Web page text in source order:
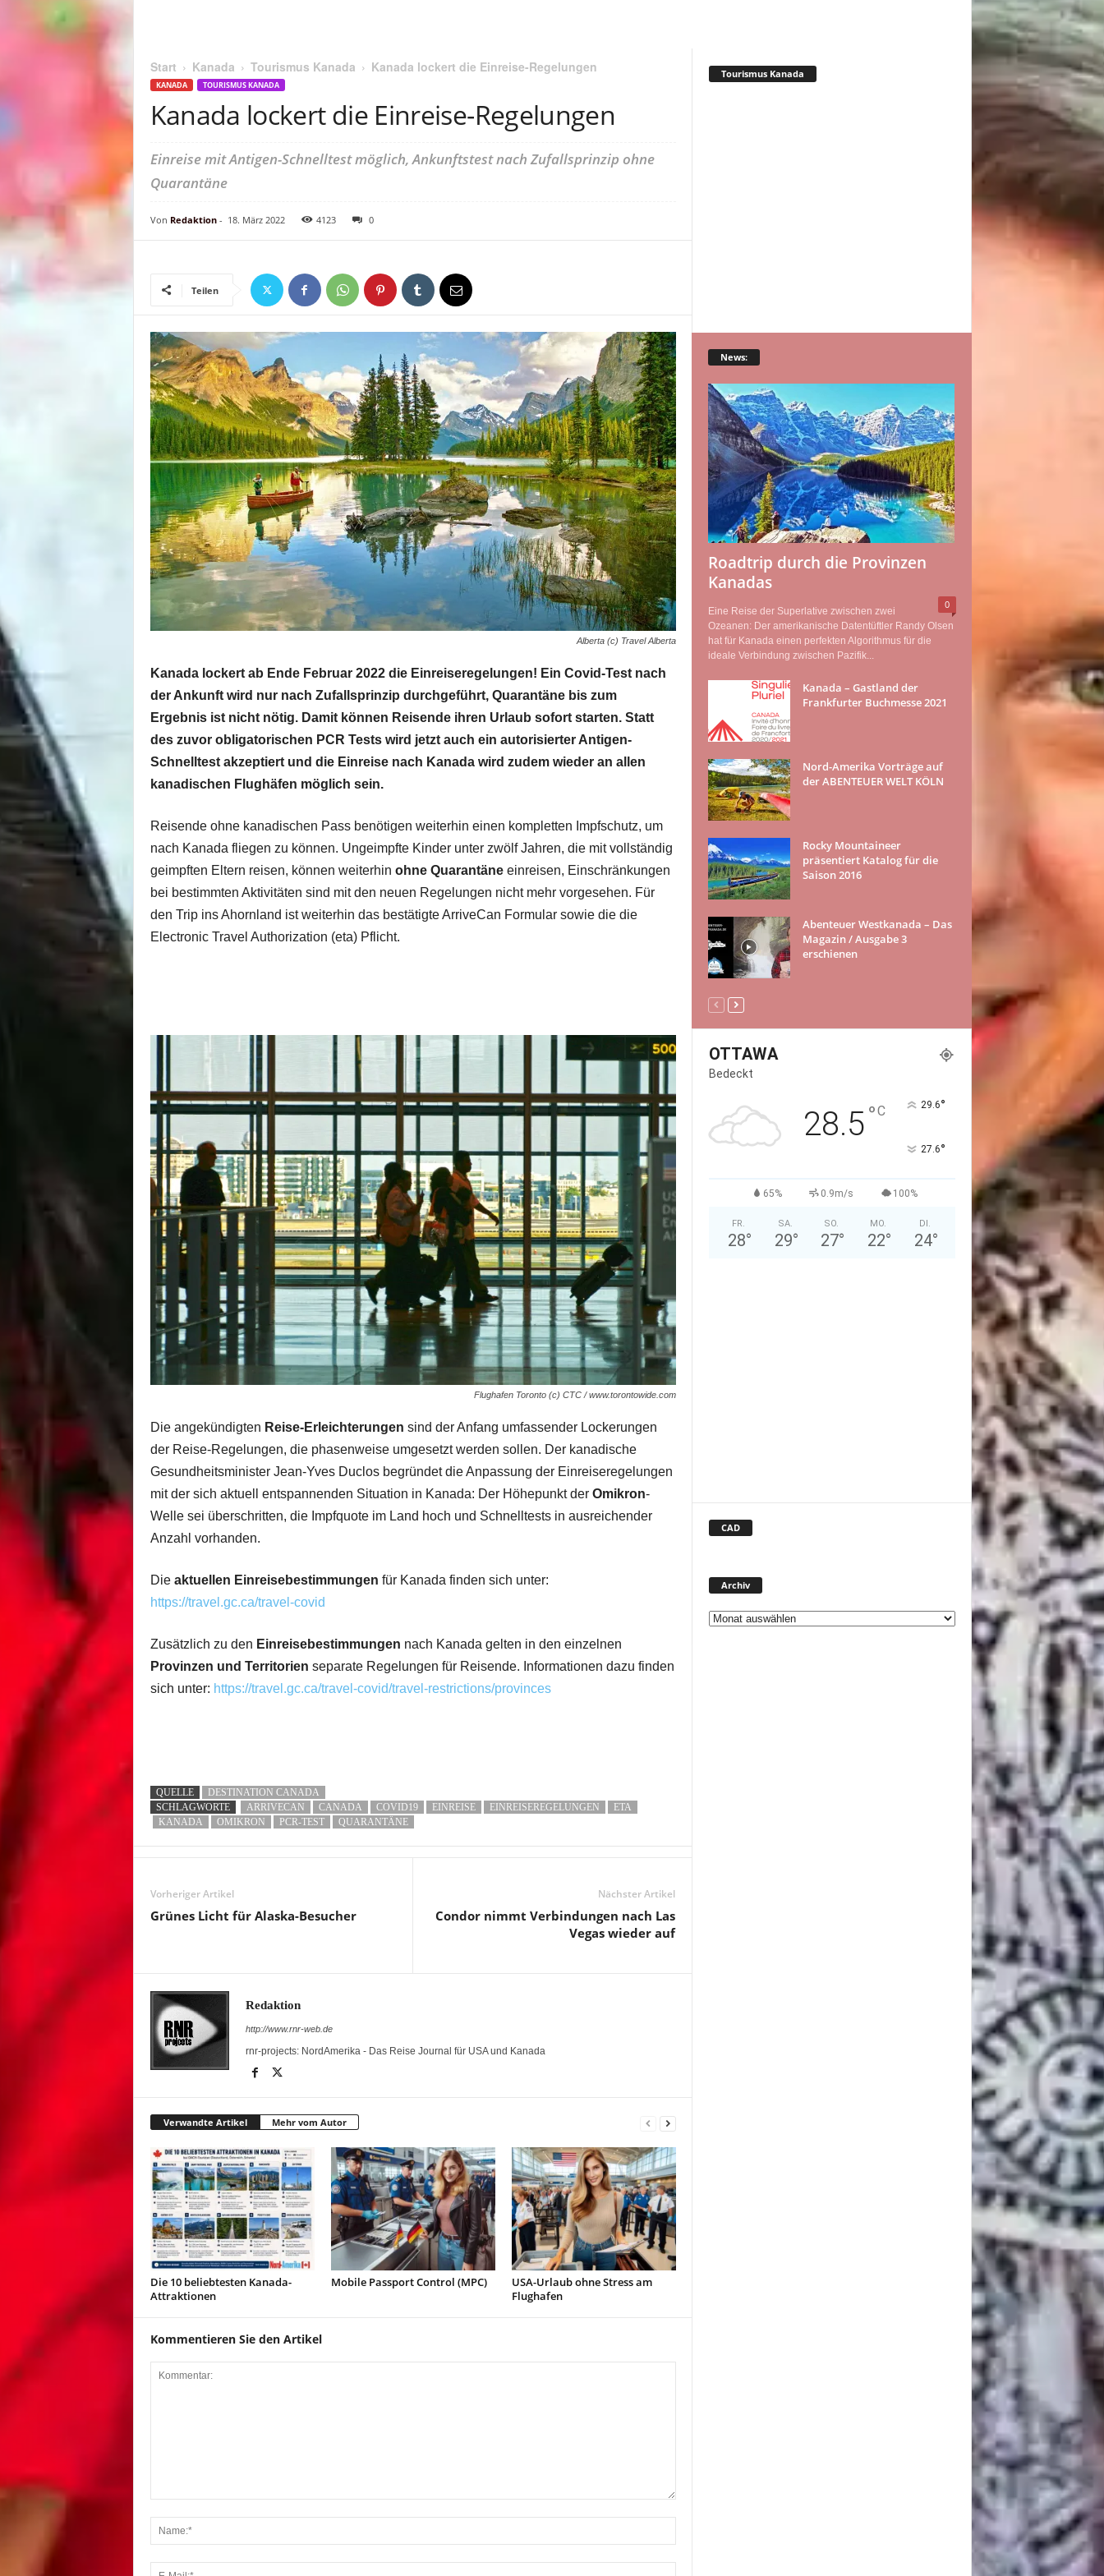
Start Kanada Tourismus Kanada Kanada lockert die Einreise-Regelungen
KANADA TOURISMUS KANADA
Kanada lockert die Einreise-Regelungen
Einreise mit Antigen-Schnelltest möglich, Ankunftstest nach Zufallsprinzip ohne
Quarantäne
Von Redaktion- 18. März 2022 4123 0
Teilen
Alberta (c) Travel Alberta
Kanada lockert ab Ende Februar 2022 die Einreiseregelungen! Ein Covid-Test nach
der Ankunft wird nur nach Zufallsprinzip durchgeführt, Quarantäne bis zum
Ergebnis ist nicht nötig. Damit können Reisende ihren Urlaub sofort starten. Statt
des zuvor obligatorischen PCR Tests wird jetzt auch ein autorisierter Antigen-
Schnelltest akzeptiert und die Einreise nach Kanada wird zudem wieder an allen
kanadischen Flughäfen möglich sein.
Reisende ohne kanadischen Pass benötigen weiterhin einen kompletten Impfschutz, um
nach Kanada fliegen zu können. Ungeimpfte Kinder unter zwölf Jahren, die mit vollständig
geimpften Eltern reisen, können weiterhin ohne Quarantäneeinreisen, Einschränkungen
bei bestimmten Aktivitäten sind mit den neuen Regelungen nicht mehr vorgesehen. Für
den Trip ins Ahornland ist weiterhin das bestätigte ArriveCan Formular sowie die die
Electronic Travel Authorization (eta) Pflicht.
Flughafen Toronto (c) CTC / www.torontowide.com
Die angekündigten Reise-Erleichterungen sind der Anfang umfassender Lockerungen
der Reise-Regelungen, die phasenweise umgesetzt werden sollen. Der kanadische
Gesundheitsminister Jean-Yves Duclos begründet die Anpassung der Einreiseregelungen
mit der sich aktuell entspannenden Situation in Kanada: Der Höhepunkt der Omikron-
Welle sei überschritten, die Impfquote im Land hoch und Schnelltests in ausreichender
Anzahl vorhanden.
Die aktuellen Einreisebestimmungen für Kanada finden sich unter:
https://travel.gc.ca/travel-covid
Zusätzlich zu den Einreisebestimmungen nach Kanada gelten in den einzelnen
Provinzen und Territorien separate Regelungen für Reisende. Informationen dazu finden
sich unter: https://travel.gc.ca/travel-covid/travel-restrictions/provinces
QUELLE
DESTINATION CANADA
SCHLAGWORTE
ARRIVECAN CANADA COVID19 EINREISE EINREISEREGELUNGEN
ETA
KANADA
OMIKRON PCR-TEST QUARANTÄNE
Vorheriger Artikel
Grünes Licht für Alaska-Besucher
Nächster Artikel
Condor nimmt Verbindungen nach Las
Vegas wieder auf
Redaktion
http://www.rnr-web.de
rnr-projects: NordAmerika - Das Reise Journal für USA und Kanada
Verwandte Artikel Mehr vom Autor
Die 10 beliebtesten Kanada-
Attraktionen
Mobile Passport Control (MPC)
USA-Urlaub ohne Stress am
Flughafen
Kommentieren Sie den Artikel
Tourismus Kanada
News:
Roadtrip durch die Provinzen
Kanadas
0
Eine Reise der Superlative zwischen zwei
Ozeanen: Der amerikanische Datentüftler Randy Olsen
hat für Kanada einen perfekten Algorithmus für die
ideale Verbindung zwischen Pazifik...
Kanada – Gastland der
Frankfurter Buchmesse 2021
Nord-Amerika Vorträge auf
der ABENTEUER WELT KÖLN
Rocky Mountaineer
präsentiert Katalog für die
Saison 2016
Abenteuer Westkanada – Das
Magazin / Ausgabe 3
erschienen
OTTAWA
Bedeckt
28.5°C 29.6°
27.6°
65% 0.9m/s 100%
FR.
28°
SA.
29°
SO.
27°
MO.
22°
DI.
24°
CAD
Archiv